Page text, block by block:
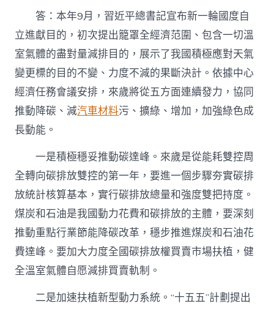
答：本年9月，習近平總書記宣布新一輪國度自
立進獻目的，初次提出籠罩全經濟范圍、包含一切溫
室氣體的盡對量減排目的，展示了我國積極應對天氣
變更標的目的不變、力度不減的果斷決計。依據中心
經濟任務會議安排，來歲將從五方面連續發力，協同
推動降碳、減汽車材料污、擴綠、增加，加強綠色成
長動能。
一是積極穩妥推動碳達峰。來歲是從能耗雙控周
全轉向碳排放雙控的第一年，要進一個步驟夯實碳排
放統計核算基本，實行碳排放總量和強度雙把持度。
煤炭和石油是我國動力花費和碳排放的主體，要深刻
推動重點行業節能降碳改革，穩步推進煤炭和石油花
費達峰。要加大力度全國碳排放權買賣市場扶植，健
全溫室氣體自愿減排買賣軌制。
二是加速扶植新型動力系統。“十五五”計劃提出